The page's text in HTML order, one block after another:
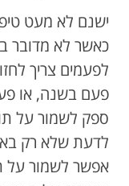
ישנם לא מעט
כאשר לא מדובר
לפעמים צריך
פעם בשנה, או
ספק לשמור על
לדעת שלא רק
אפשר לשמור על